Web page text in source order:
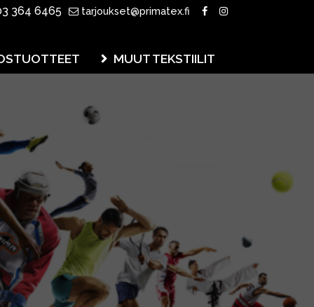
364 6465 tarjoukset@primatex.fi
MUUT TEKSTIILIT